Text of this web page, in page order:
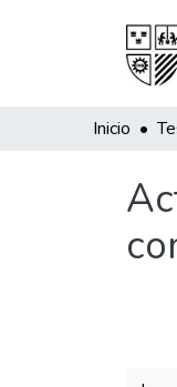
Inicio